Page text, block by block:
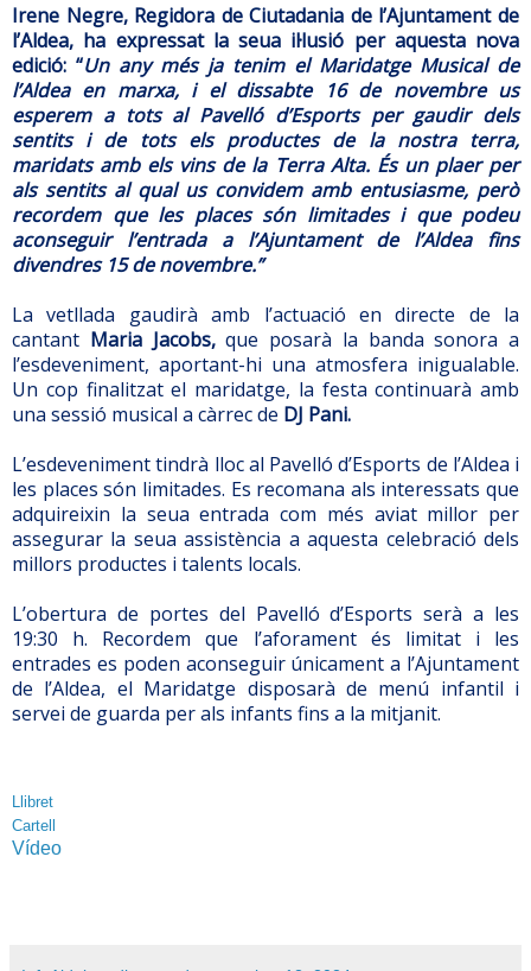
Irene Negre, Regidora de Ciutadania de l’Ajuntament de
l’Aldea, ha expressat la seua il·lusió per aquesta nova
edició: “Un any més ja tenim el Maridatge Musical de
l’Aldea en marxa, i el dissabte 16 de novembre us
esperem a tots al Pavelló d’Esports per gaudir dels
sentits i de tots els productes de la nostra terra,
maridats amb els vins de la Terra Alta. És un plaer per
als sentits al qual us convidem amb entusiasme, però
recordem que les places són limitades i que podeu
aconseguir l’entrada a l’Ajuntament de l’Aldea fins
divendres 15 de novembre.”
La vetllada gaudirà amb l’actuació en directe de la
cantant Maria Jacobs,que posarà la banda sonora a
l’esdeveniment, aportant-hi una atmosfera inigualable.
Un cop finalitzat el maridatge, la festa continuarà amb
una sessió musical a càrrec de DJ Pani.
L’esdeveniment tindrà lloc al Pavelló d’Esports de l’Aldea i
les places són limitades. Es recomana als interessats que
adquireixin la seua entrada com més aviat millor per
assegurar la seua assistència a aquesta celebració dels
millors productes i talents locals.
L’obertura de portes del Pavelló d’Esports serà a les
19:30 h. Recordem que l’aforament és limitat i les
entrades es poden aconseguir únicament a l’Ajuntament
de l’Aldea, el Maridatge disposarà de menú infantil i
servei de guarda per als infants fins a la mitjanit.
Llibret
Cartell
Vídeo